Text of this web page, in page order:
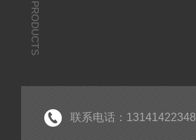
PRODUCTS
联系电话：13141422348